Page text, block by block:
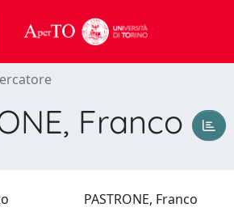
Franco
PASTRONE, Franco